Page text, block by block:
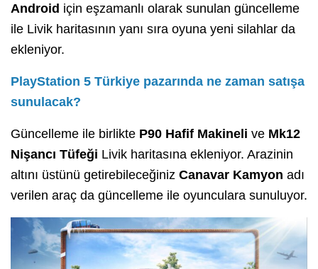
Android için eşzamanlı olarak sunulan güncelleme
ile Livik haritasının yanı sıra oyuna yeni silahlar da
ekleniyor.
PlayStation 5 Türkiye pazarında ne zaman satışa
sunulacak?
Güncelleme ile birlikte P90 Hafif Makineli ve Mk12
Nişancı Tüfeği Livik haritasına ekleniyor. Arazinin
altını üstünü getirebileceğiniz Canavar Kamyon adı
verilen araç da güncelleme ile oyunculara sunuluyor.